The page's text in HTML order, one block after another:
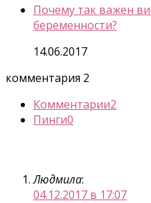
Почему так важен
беременности?
14.06.2017
комментария 2
Комментарии2
Пинги0
Людмила:
04.12.2017 в 17:07